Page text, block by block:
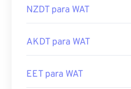
NZDT para WAT
AKDT para WAT
EET para WAT